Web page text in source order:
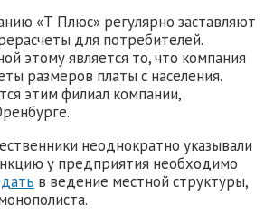
«Т Плюс» регулярно заставляют
для потребителей.
этому является то, что компания
размеров платы с населения.
этим филиал компании,
неоднократно указывали
у предприятия необходимо
в ведение местной структуры,